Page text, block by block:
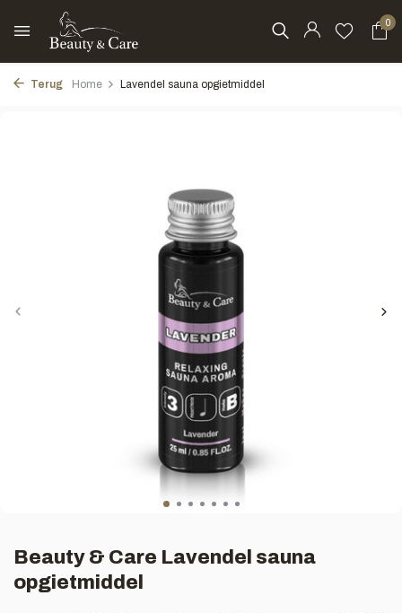
0
Terug Home Lavendel sauna opgietmiddel
Beauty & Care Lavendel sauna
opgietmiddel